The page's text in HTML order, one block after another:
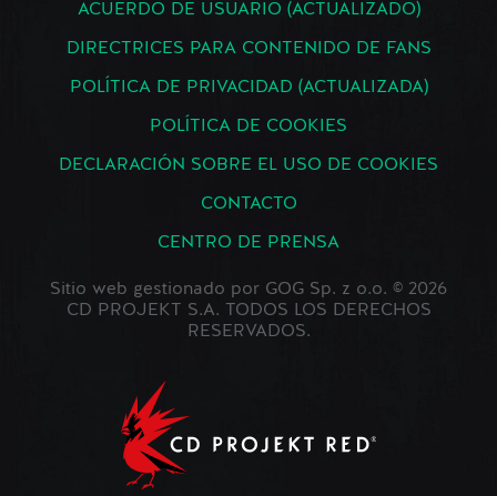
ACUERDO DE USUARIO (ACTUALIZADO)
DIRECTRICES PARA CONTENIDO DE FANS
POLÍTICA DE PRIVACIDAD (ACTUALIZADA)
POLÍTICA DE COOKIES
DECLARACIÓN SOBRE EL USO DE COOKIES
CONTACTO
CENTRO DE PRENSA
Sitio web gestionado por GOG Sp. z o.o. © 2026
CD PROJEKT S.A. TODOS LOS DERECHOS
RESERVADOS.